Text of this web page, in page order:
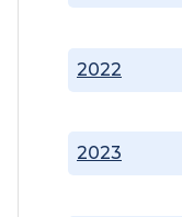
2022
2023